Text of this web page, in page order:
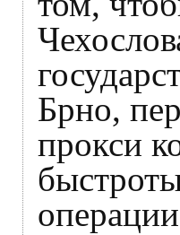
Брно,
прокси